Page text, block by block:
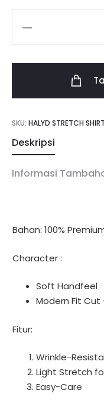
Black
SKU: HALYD STRETCH
Deskripsi
Informasi
Bahan: 100%
Character :
Soft Handfeel
Modern Fit Cut
Fitur:
Wrinkle-
Light Stretch
Easy-Care